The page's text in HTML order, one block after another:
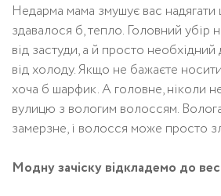
Недарма мама змушує вас надягати
здавалося б, тепло. Головний убір
від застуди, а й просто
від холоду. Якщо не бажаєте
хоча б шарфик. А головне, ніколи
вулицю з вологим волоссям.
замерзне, і волосся може просто
Модну зачіску відкладемо до